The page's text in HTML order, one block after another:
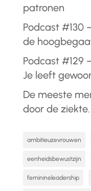
patronen
Podcast #130
de
Podcast #129
Je leeft
De meeste
door de
ambitieuzevrouwen
eenheidsbewustzijn
feminineleadership